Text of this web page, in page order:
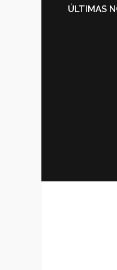
ÚLTIMAS